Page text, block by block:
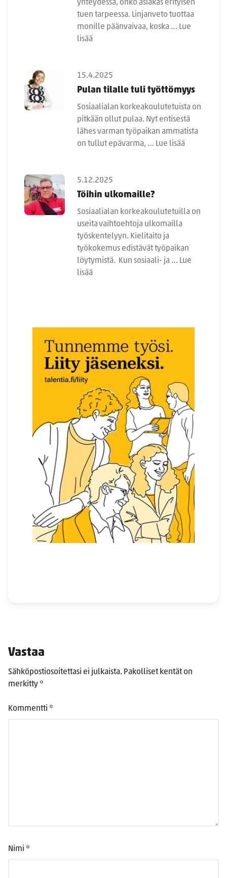
yhteydessä, onko asiakas erityisen
tuen tarpeessa. Linjanveto tuottaa
monille päänvaivaa, koska … Lue
lisää
15.4.2025
Pulan tilalle tuli työttömyys
Sosiaalialan korkeakoulutetuista on
pitkään ollut pulaa. Nyt entisestä
lähes varman työpaikan ammatista
on tullut epävarma, … Lue lisää
5.12.2025
Töihin ulkomaille?
Sosiaalialan korkeakoulutetuilla on
useita vaihtoehtoja ulkomailla
työskentelyyn. Kielitaito ja
työkokemus edistävät työpaikan
löytymistä. Kun sosiaali- ja … Lue
lisää
Vastaa
Sähköpostiosoitettasi ei julkaista. Pakolliset kentät on
merkitty *
Kommentti *
Nimi *